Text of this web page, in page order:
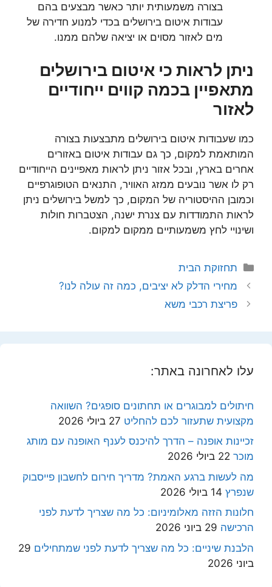
בצורה משמעותית יותר כאשר מבצעים בהם
עבודות איטום בירושלים בכדי למנוע חדירה של
מים לאזור מסוים או יציאה שלהם ממנו.
ניתן לראות כי איטום בירושלים
מתאפיין בכמה קווים ייחודיים
לאזור
כמו שעבודות איטום בירושלים מתבצעות בצורה
המותאמת למקום, כך גם עבודות איטום באזורים
אחרים בארץ, ובכל אזור ניתן לראות מאפיינים הייחודיים
רק לו אשר נובעים ממזג האוויר, התנאים הטופוגרפיים
וכמובן ההיסטוריה של המקום, כך למשל בירושלים ניתן
לראות התמודדות עם צנרת ישנה, הצטברות חולות
ושינויי לחץ משמעותיים ממקום למקום.
קטגוריות
תחזוקת הבית
מחירי הדלק לא יציבים, כמה זה עולה לנו?
פריצת רכבי משא
עלו לאחרונה באתר:
חיתולים למבוגרים או תחתונים סופגים? השוואה
מקצועית שתעזור לכם להחליט 27 ביולי 2026
זכיינות אופנה – הדרך להיכנס לענף האופנה עם מותג
מוכר 22 ביולי 2026
מה לעשות ברגע האמת? מדריך חירום לחשבון פייסבוק
שנפרץ 14 ביולי 2026
חלונות הזזה מאלומיניום: כל מה שצריך לדעת לפני
הרכישה 29 ביוני 2026
הלבנת שיניים: כל מה שצריך לדעת לפני שמתחילים 29
ביוני 2026